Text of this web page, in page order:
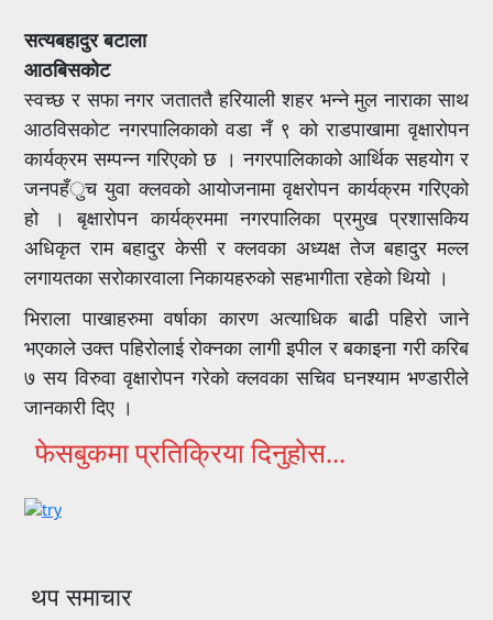
सत्यबहादुर बटाला
आठबिसकोट
स्वच्छ र सफा नगर जताततै हरियाली शहर भन्ने मुल नाराका साथ
आठविसकोट नगरपालिकाको वडा नँ ९ को राडपाखामा वृक्षारोपन
कार्यक्रम सम्पन्न गरिएको छ । नगरपालिकाको आर्थिक सहयोग र
जनपहँुच युवा क्लवको आयोजनामा वृक्षरोपन कार्यक्रम गरिएको
हो । बृक्षारोपन कार्यक्रममा नगरपालिका प्रमुख प्रशासकिय
अधिकृत राम बहादुर केसी र क्लवका अध्यक्ष तेज बहादुर मल्ल
लगायतका सरोकारवाला निकायहरुको सहभागीता रहेको थियो ।
भिराला पाखाहरुमा वर्षाका कारण अत्याधिक बाढी पहिरो जाने
भएकाले उक्त पहिरोलाई रोक्नका लागी इपील र बकाइना गरी करिब
७ सय विरुवा वृक्षारोपन गरेको क्लवका सचिव घनश्याम भण्डारीले
जानकारी दिए ।
फेसबुकमा प्रतिक्रिया दिनुहोस...
थप समाचार